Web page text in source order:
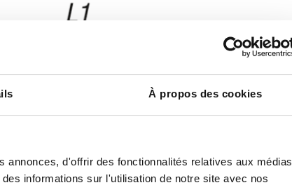
À propos des cookies
annonces, d'offrir des fonctionnalités relatives aux médias
informations sur l'utilisation de notre site avec nos
D4